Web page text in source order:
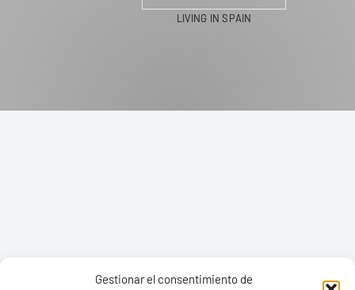
Gestionar el consentimiento de
LIVING IN SPAIN